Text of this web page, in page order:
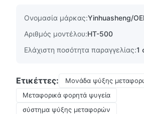
Ονομασία μάρκας:Yinhuasheng/
Αριθμός μοντέλου:HT-500
Ελάχιστη ποσότητα παραγγελίας:1
Ετικέττες:
Μονάδα ψύξης
Μεταφορικά φορητά ψυγεία
σύστημα ψύξης μεταφορών